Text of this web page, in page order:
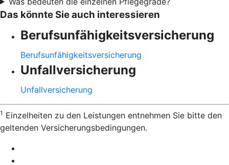
Das könnte Sie auch interessieren
Berufsunfähigkeitsversicherung
Berufsunfähigkeitsversicherung
Unfallversicherung
Unfallversicherung
1 Einzelheiten zu den Leistungen entnehmen Sie bitte den
geltenden Versicherungsbedingungen.